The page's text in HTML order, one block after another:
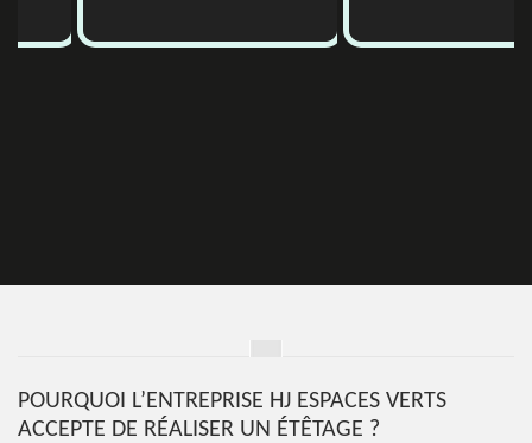
POURQUOI L’ENTREPRISE HJ ESPACES VERTS
ACCEPTE DE RÉALISER UN ÉTÊTAGE ?